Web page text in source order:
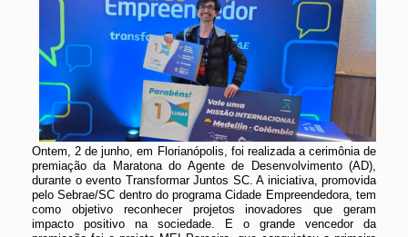
Ontem, 2 de junho, em Florianópolis, foi realizada a cerimônia de
premiação da Maratona do Agente de Desenvolvimento (AD),
durante o evento Transformar Juntos SC. A iniciativa, promovida
pelo Sebrae/SC dentro do programa Cidade Empreendedora, tem
como objetivo reconhecer projetos inovadores que geram
impacto positivo na sociedade. E o grande vencedor da